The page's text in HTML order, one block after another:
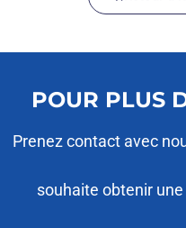
POUR PLUS
Prenez contact avec
souhaite obtenir